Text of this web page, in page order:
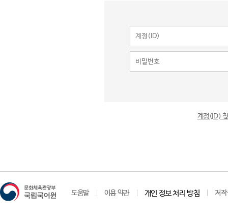
계정(ID)
도움말 이용 약관 개인 정보 처리 방침 저